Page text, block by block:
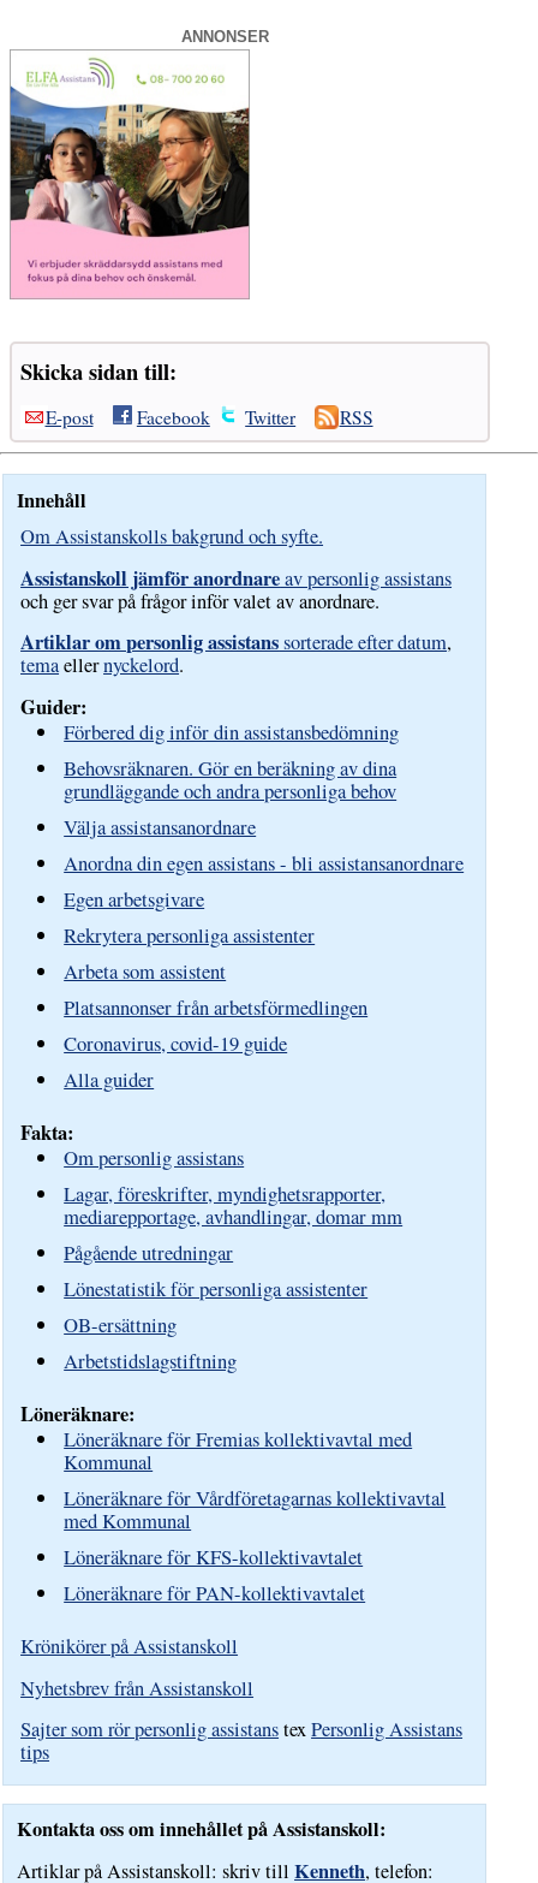
ANNONSER
Skicka sidan till:
E-post Facebook Twitter RSS
Innehåll
Om Assistanskolls bakgrund och syfte.
Assistanskoll jämför anordnareav personlig assistans
och ger svar på frågor inför valet av anordnare.
Artiklar om personlig assistanssorterade efter datum,
temaellernyckelord.
Guider:
Förbered dig inför din assistansbedömning
Behovsräknaren. Gör en beräkning av dina
grundläggande och andra personliga behov
Välja assistansanordnare
Anordna din egen assistans - bli assistansanordnare
Egen arbetsgivare
Rekrytera personliga assistenter
Arbeta som assistent
Platsannonser från arbetsförmedlingen
Coronavirus, covid-19 guide
Alla guider
Fakta:
Om personlig assistans
Lagar, föreskrifter, myndighetsrapporter,
mediarepportage, avhandlingar, domar mm
Pågående utredningar
Lönestatistik för personliga assistenter
OB-ersättning
Arbetstidslagstiftning
Löneräknare:
Löneräknare för Fremias kollektivavtal med
Kommunal
Löneräknare för Vårdföretagarnas kollektivavtal
med Kommunal
Löneräknare för KFS-kollektivavtalet
Löneräknare för PAN-kollektivavtalet
Krönikörer på Assistanskoll
Nyhetsbrev från Assistanskoll
Sajter som rör personlig assistanstexPersonlig Assistans
tips
Kontakta oss om innehållet på Assistanskoll:
Artiklar på Assistanskoll: skriv tillKenneth, telefon: